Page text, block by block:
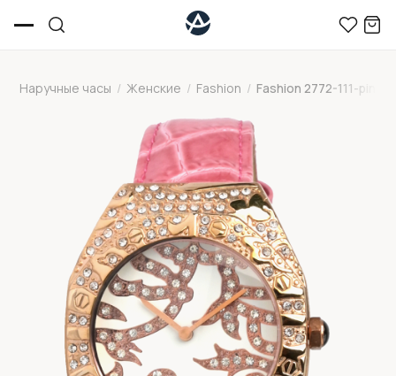
Наручные часы / Женские / Fashion / Fashion 2772-111-pink